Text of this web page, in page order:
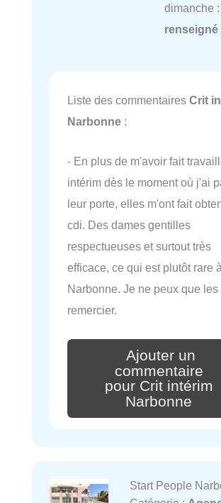
dimanche :
renseigné
Liste des commentaires Crit
Narbonne :
- En plus de m'avoir fait
intérim dès le moment où j'ai
leur porte, elles m'ont fait
cdi. Des dames gentilles
respectueuses et surtout très
efficace, ce qui est plutôt rare à
Narbonne. Je ne peux que les
remercier.
Ajouter un
commentaire
pour Crit intérim
Narbonne
Start People